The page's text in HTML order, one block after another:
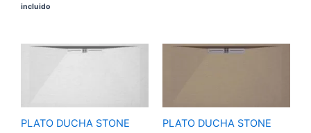
incluido
PLATO DUCHA STONE
Rango
hasta
440,00 €
PLATO DUCHA STONE
Rango
hasta
440,00 €